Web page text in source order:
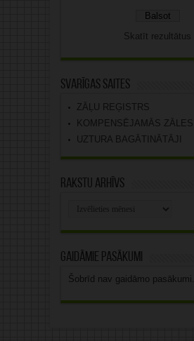
Skatīt rezultātus
Svarīgas saites
ZĀĻU REĢISTRS
KOMPENSĒJAMĀS ZĀLES
UZTURA BAGĀTINĀTĀJI
Rakstu arhīvs
Gaidāmie pasākumi
Šobrīd nav gaidāmo pasākumi.